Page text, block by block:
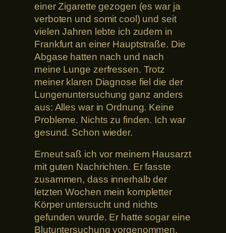
einer Zigarette gezogen (es war ja
verboten und somit cool) und seit
vielen Jahren lebte ich zudem in
Frankfurt an einer Hauptstraße. Die
Abgase hatten nach und nach
meine Lunge zerfressen. Trotz
meiner klaren Diagnose fiel die der
Lungenuntersuchung ganz anders
aus: Alles war in Ordnung. Keine
Probleme. Nichts zu finden. Ich war
gesund. Schon wieder.
Erneut saß ich vor meinem Hausarzt
mit guten Nachrichten. Er fasste
zusammen, dass innerhalb der
letzten Wochen mein kompletter
Körper untersucht und nichts
gefunden wurde. Er hatte sogar eine
Blutuntersuchung vorgenommen.